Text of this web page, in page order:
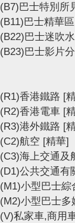
(B7)巴士特別所
(B11)巴士精華區
(B22)巴士迷吹
(B23)巴士影片
(R1)香港鐵路 [
(R2)香港電車 [
(R3)港外鐵路 [
(C2)航空 [精華]
(C3)海上交通及
(D1)公共交通有
(M1)小型巴士綜
(M2)小型巴士多
(V)私家車,商用